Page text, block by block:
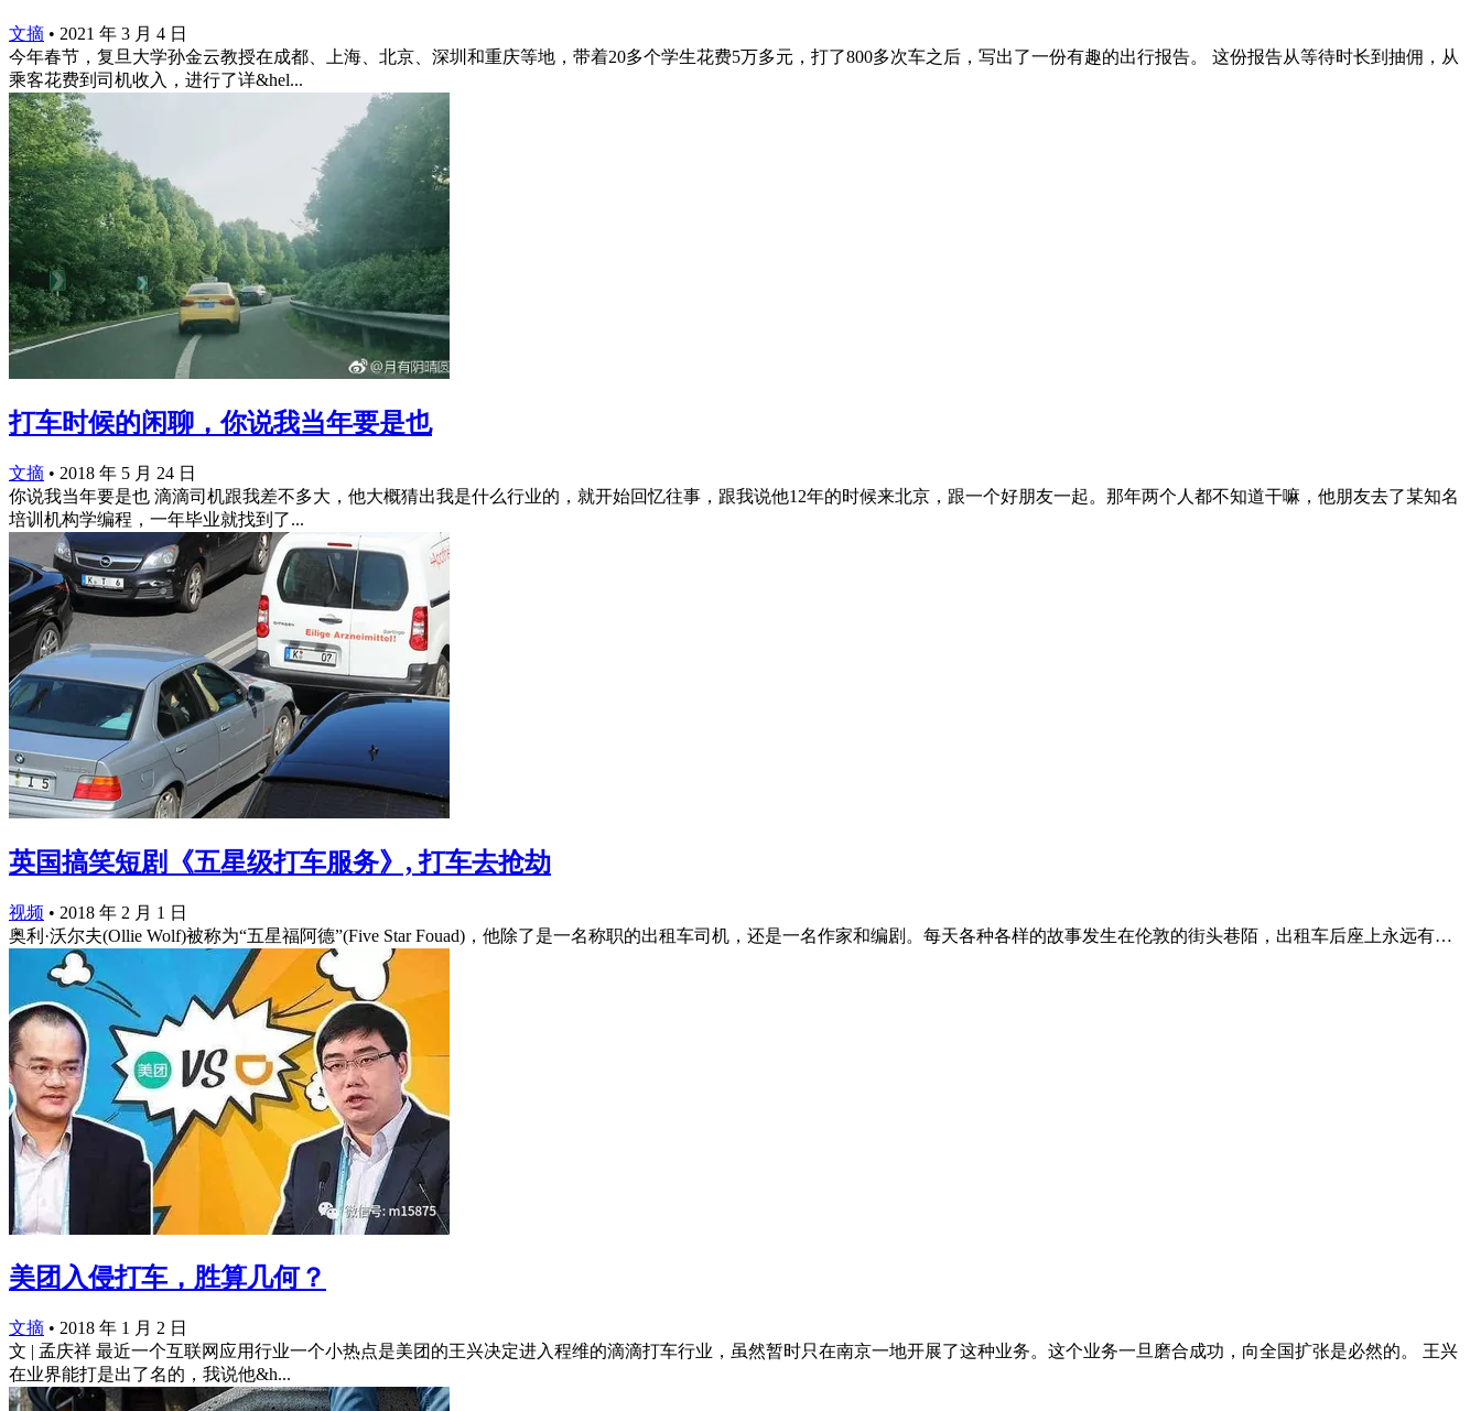
文摘 • 2021 年 3 月 4 日
今年春节，复旦大学孙金云教授在成都、上海、北京、深圳和重庆等地，带着20多个学生花费5万多元，打了800多次车之后，写出了一份有趣的出行报告。 这份报告从等待时长到抽佣，从
乘客花费到司机收入，进行了详&hel...
打车时候的闲聊，你说我当年要是也
文摘 • 2018 年 5 月 24 日
你说我当年要是也 滴滴司机跟我差不多大，他大概猜出我是什么行业的，就开始回忆往事，跟我说他12年的时候来北京，跟一个好朋友一起。那年两个人都不知道干嘛，他朋友去了某知名
培训机构学编程，一年毕业就找到了...
英国搞笑短剧《五星级打车服务》, 打车去抢劫
视频 • 2018 年 2 月 1 日
奥利·沃尔夫(Ollie Wolf)被称为“五星福阿德”(Five Star Fouad)，他除了是一名称职的出租车司机，还是一名作家和编剧。每天各种各样的故事发生在伦敦的街头巷陌，出租车后座上永远有…
美团入侵打车，胜算几何？
文摘 • 2018 年 1 月 2 日
文 | 孟庆祥 最近一个互联网应用行业一个小热点是美团的王兴决定进入程维的滴滴打车行业，虽然暂时只在南京一地开展了这种业务。这个业务一旦磨合成功，向全国扩张是必然的。 王兴
在业界能打是出了名的，我说他&h...